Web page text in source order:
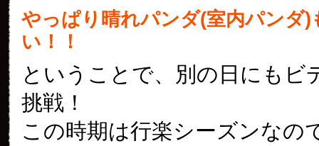
やっぱり晴れパンダ(室内パンダ)
い！！
ということで、別の日にもビ
挑戦！
この時期は行楽シーズンなの